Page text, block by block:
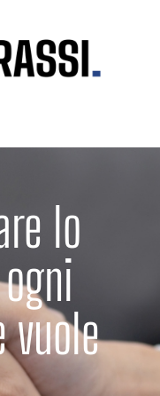
lo
vuole